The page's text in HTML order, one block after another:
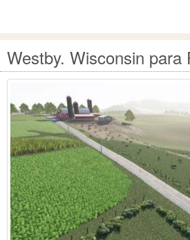
Westby. Wisconsin